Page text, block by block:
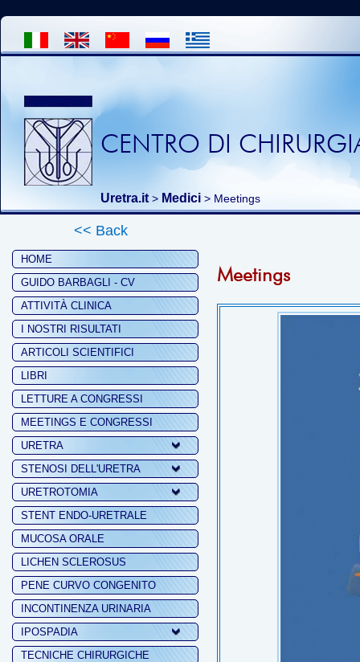
CENTRO DI
Uretra.it > Medici > Meetings
<< Back
HOME
GUIDO BARBAGLI - CV
ATTIVITÀ CLINICA
I NOSTRI RISULTATI
ARTICOLI SCIENTIFICI
LIBRI
LETTURE A CONGRESSI
MEETINGS E CONGRESSI
URETRA
STENOSI DELL'URETRA
URETROTOMIA
STENT ENDO-URETRALE
MUCOSA ORALE
LICHEN SCLEROSUS
PENE CURVO CONGENITO
INCONTINENZA URINARIA
IPOSPADIA
TECNICHE CHIRURGICHE
Meetings